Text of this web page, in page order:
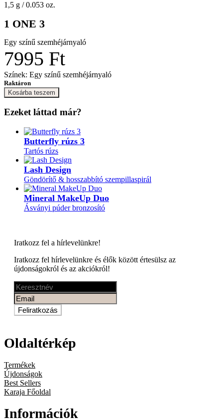
1,5 g / 0.053 oz.
1 ONE 3
Egy színű szemhéjárnyaló
7995 Ft
Színek: Egy színű szemhéjárnyaló
Raktáron
Kosárba teszem
Ezeket láttad már?
Butterfly rúzs 3
Tartós rúzs
Lash Design
Göndörítő & hosszabbító szempillaspirál
Mineral MakeUp Duo
Ásványi púder bronzosító
Iratkozz fel a hírlevelünkre!
Iratkozz fel hírlevelünkre és élők között értesülsz az
újdonságokról és az akciókról!
Feliratkozás
Oldaltérkép
Termékek
Újdonságok
Best Sellers
Karaja Főoldal
Információk